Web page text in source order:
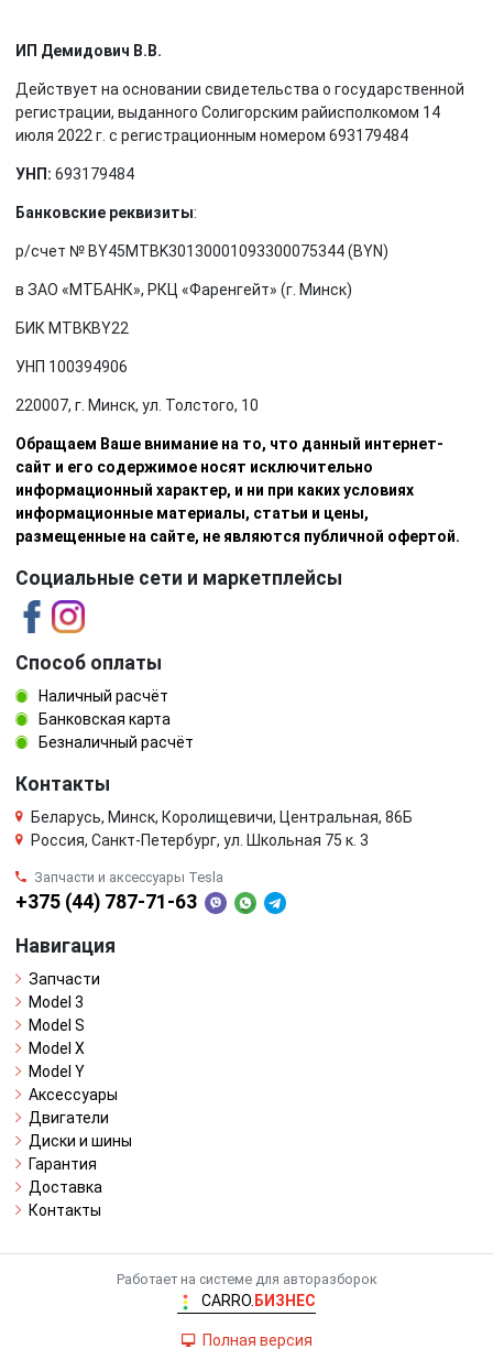
ИП Демидович В.В.
Действует на основании свидетельства о государственной
регистрации, выданного Солигорским райисполкомом 14
июля 2022 г. с регистрационным номером 693179484
УНП: 693179484
Банковские реквизиты:
р/счет № BY45MTBK30130001093300075344 (BYN)
в ЗАО «МТБАНК», РКЦ «Фаренгейт» (г. Минск)
БИК MTBKBY22
УНП 100394906
220007, г. Минск, ул. Толстого, 10
Обращаем Ваше внимание на то, что данный интернет-
сайт и его содержимое носят исключительно
информационный характер, и ни при каких условиях
информационные материалы, статьи и цены,
размещенные на сайте, не являются публичной офертой.
Социальные сети и маркетплейсы
Способ оплаты
Наличный расчёт
Банковская карта
Безналичный расчёт
Контакты
Беларусь, Минск, Королищевичи, Центральная, 86Б
Россия, Санкт-Петербург, ул. Школьная 75 к. 3
Запчасти и аксессуары Tesla
+375 (44) 787-71-63
Навигация
Запчасти
Model 3
Model S
Model X
Model Y
Аксессуары
Двигатели
Диски и шины
Гарантия
Доставка
Контакты
Работает на системе для авторазборок
CARRO. БИЗНЕС
Полная версия